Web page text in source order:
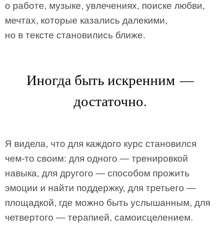
о работе, музыке, увлечениях, поиске любви,
мечтах, которые казались далекими,
но в тексте становились ближе.
Иногда быть искренним —
достаточно.
Я видела, что для каждого курс становился
чем-то своим: для одного — тренировкой
навыка, для другого — способом прожить
эмоции и найти поддержку, для третьего —
площадкой, где можно быть услышанным, для
четвертого — терапией, самоисцелением.